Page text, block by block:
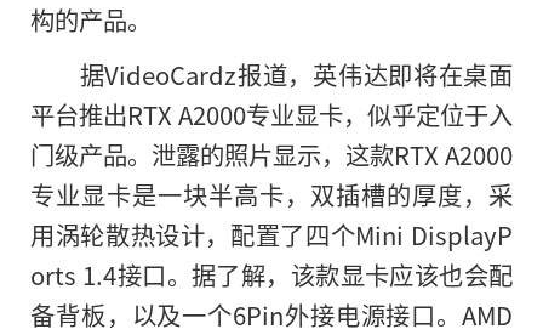
构的产品。
据VideoCardz报道，英伟达即将在桌面
平台推出RTX A2000专业显卡，似乎定位于入
门级产品。泄露的照片显示，这款RTX A2000
专业显卡是一块半高卡，双插槽的厚度，采
用涡轮散热设计，配置了四个Mini DisplayP
orts 1.4接口。据了解，该款显卡应该也会配
备背板，以及一个6Pin外接电源接口。AMD